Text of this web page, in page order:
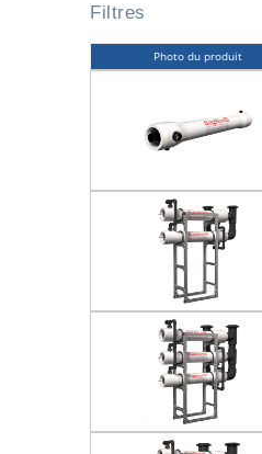
Filtres
Photo du produit